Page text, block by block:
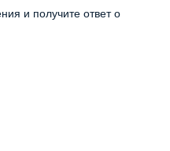
и получите ответ о